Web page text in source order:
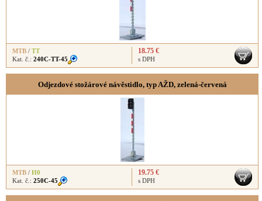
MTB / TT
Kat. č.: 240C-TT-45
18.75 €
s DPH
Odjezdové stožárové návěstidlo, typ AŽD, zelená-červená
MTB / H0
Kat. č.: 250C-45
19.75 €
s DPH